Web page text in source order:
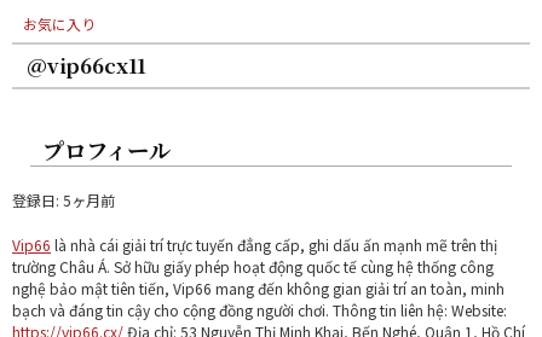
お気に入り
@vip66cx11
プロフィール
登録日: 5ヶ月前
Vip66 là nhà cái giải trí trực tuyến đẳng cấp, ghi dấu ấn mạnh mẽ trên thị
trường Châu Á. Sở hữu giấy phép hoạt động quốc tế cùng hệ thống công
nghệ bảo mật tiên tiến, Vip66 mang đến không gian giải trí an toàn, minh
bạch và đáng tin cậy cho cộng đồng người chơi. Thông tin liên hệ: Website:
https://vip66.cx/Địa chỉ: 53 Nguyễn Thị Minh Khai, Bến Nghé, Quận 1, Hồ Chí